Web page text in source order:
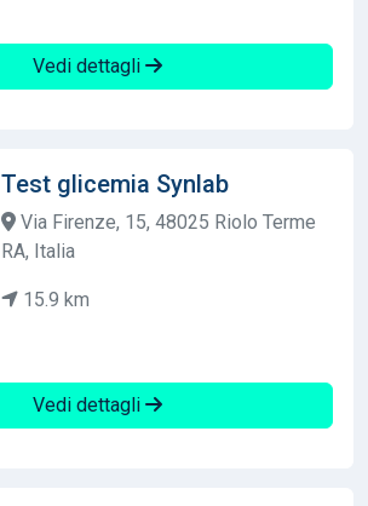
Vedi dettagli
Test glicemia Synlab
Via Firenze, 15, 48025 Riolo Terme
RA, Italia
15.9 km
Vedi dettagli